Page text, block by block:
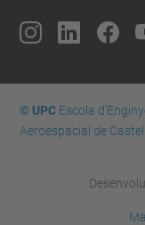
© UPCEscola
Aeroespacial de